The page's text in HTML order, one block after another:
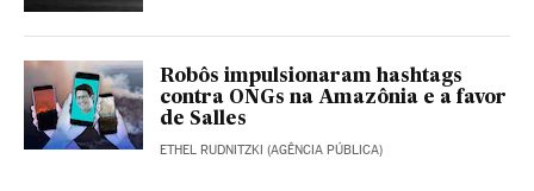
Robôs impulsionaram hashtags
contra ONGs na Amazônia e a favor
de Salles
ETHEL RUDNITZKI (AGÊNCIA PÚBLICA)